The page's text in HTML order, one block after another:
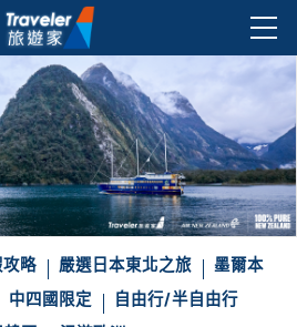
略 嚴選日本東北之旅
墨爾本
中四國限定
自由行/半自由行